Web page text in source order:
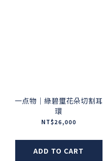
一点物｜綠碧璽花朵切割耳
環
NT$26,000
ADD TO CART